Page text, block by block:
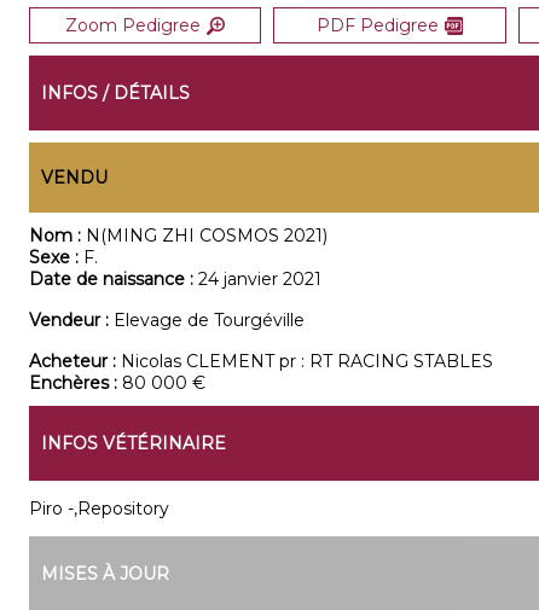
Zoom Pedigree PDF Pedigree
INFOS / DÉTAILS
VENDU
Nom : N(MING ZHI COSMOS 2021)
Sexe : F.
Date de naissance : 24 janvier 2021
Vendeur : Elevage de Tourgéville
Acheteur : Nicolas CLEMENT pr : RT RACING STABLES
Enchères : 80 000 €
INFOS VÉTÉRINAIRE
Piro -,Repository
MISES À JOUR